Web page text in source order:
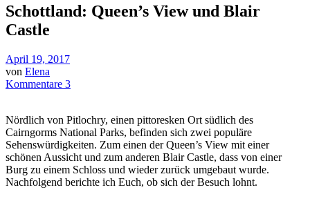
Schottland: Queen’s View und Blair
Castle
April 19, 2017
von Elena
Kommentare 3
Nördlich von Pitlochry, einen pittoresken Ort südlich des
Cairngorms National Parks, befinden sich zwei populäre
Sehenswürdigkeiten. Zum einen der Queen’s View mit einer
schönen Aussicht und zum anderen Blair Castle, dass von einer
Burg zu einem Schloss und wieder zurück umgebaut wurde.
Nachfolgend berichte ich Euch, ob sich der Besuch lohnt.